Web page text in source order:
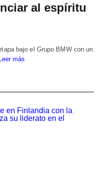
al espíritu
bajo el Grupo BMW con un
Leer más